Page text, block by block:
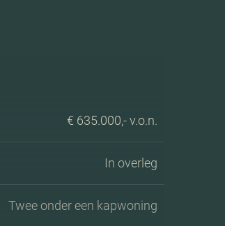
€ 635.000,- v.o.n.
In overleg
Twee onder een kapwoning